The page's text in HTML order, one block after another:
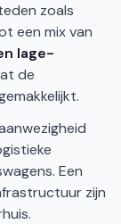
zoals
een mix van
lage-
de
Een
zijn